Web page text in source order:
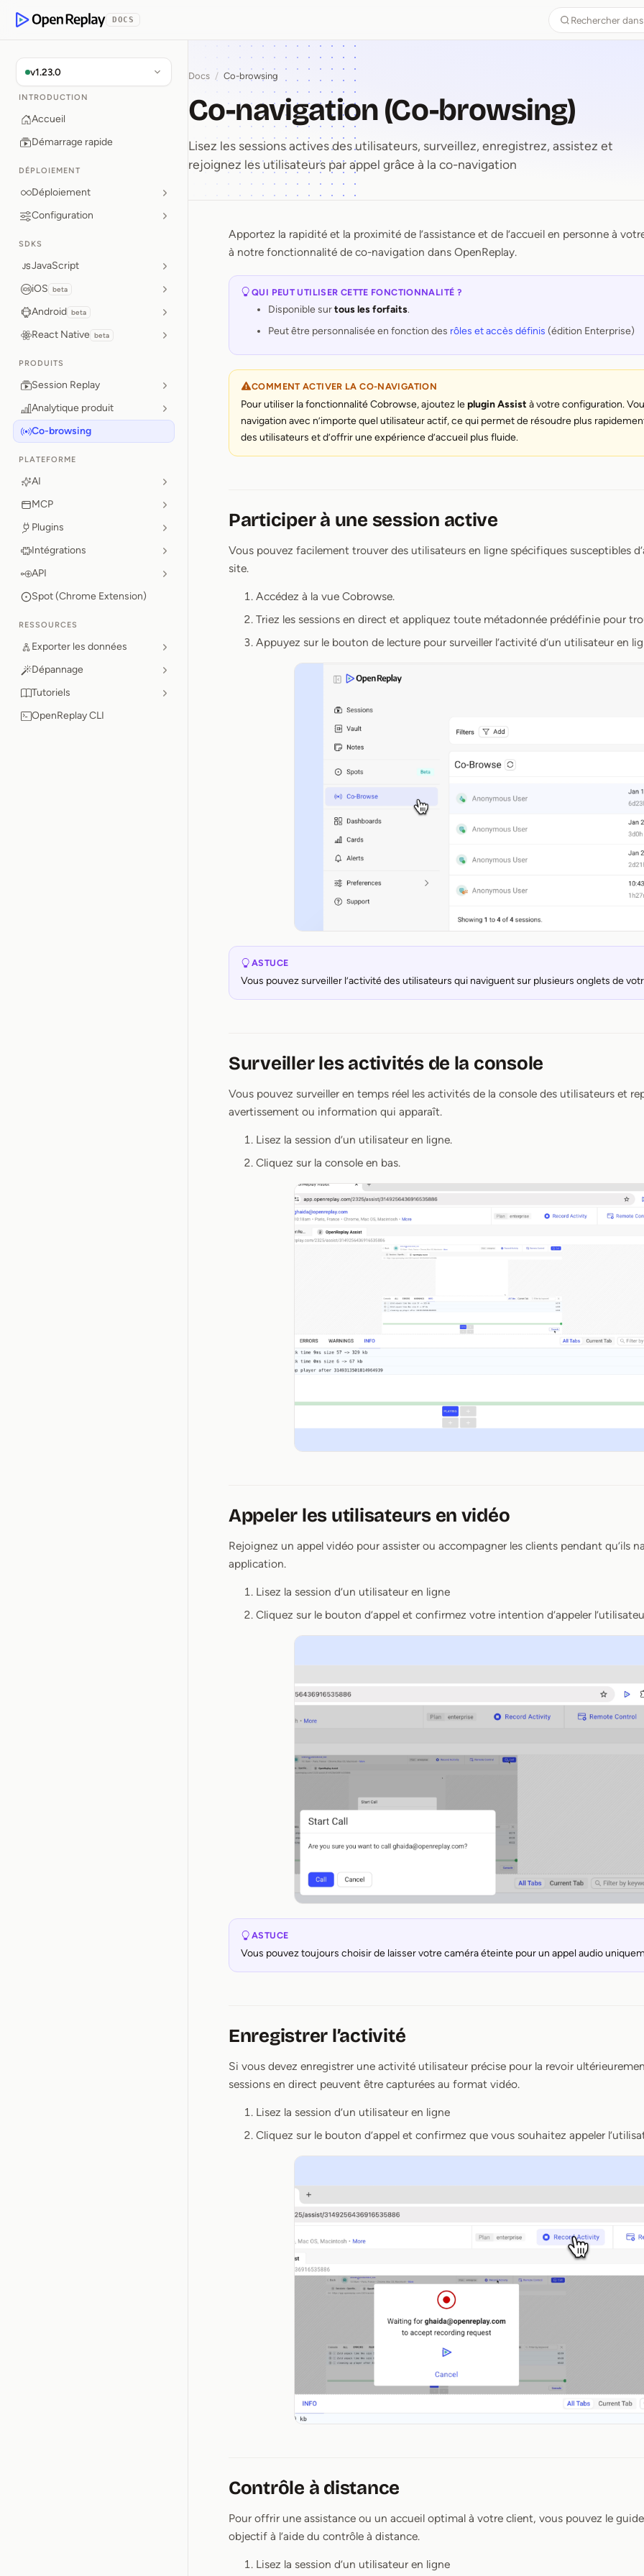
OpenReplay
DOCS Rechercher
v1.23.0
INTRODUCTION
Accueil
Démarrage rapide
DÉPLOIEMENT
Déploiement
Configuration
SDKS
JavaScript
iOS beta
Android beta
React Native beta
PRODUITS
Session Replay
Analytique produit
Co-browsing
PLATEFORME
AI
MCP
Plugins
Intégrations
API
Spot (Chrome Extension)
RESSOURCES
Exporter les données
Dépannage
Tutoriels
OpenReplay CLI
Docs / Co-browsing
Co-navigation (Co-browsing)
Lisez les sessions actives des utilisateurs, surveillez, enregistrez, assistez et
rejoignez les utilisateurs par appel grâce à la co-navigation
Co⁠-⁠navigation (Co⁠-⁠browsing)
Apportez la rapidité et la proximité de l’assistance et de l’accueil en personne à
à notre fonctionnalité de co-navigation dans OpenReplay.
QUI PEUT UTILISER CETTE FONCTIONNALITÉ ?
Disponible surtous les forfaits.
Peut être personnalisée en fonction des rôles et accès définis (édition Enterprise)
COMMENT ACTIVER LA CO-NAVIGATION
Pour utiliser la fonctionnalité Cobrowse, ajoutez leplugin Assist à votre configuration.
navigation avec n’importe quel utilisateur actif, ce qui permet de résoudre plus
des utilisateurs et d’offrir une expérience d’accueil plus fluide.
Participer à une session active
Vous pouvez facilement trouver des utilisateurs en ligne spécifiques susceptibles
site.
Accédez à la vue Cobrowse.
Triez les sessions en direct et appliquez toute métadonnée prédéfinie pour
Appuyez sur le bouton de lecture pour surveiller l’activité d’un utilisateur en
ASTUCE
Vous pouvez surveiller l’activité des utilisateurs qui naviguent sur plusieurs onglets de
Surveiller les activités de la console
Vous pouvez surveiller en temps réel les activités de la console des utilisateurs et
avertissement ou information qui apparaît.
Lisez la session d’un utilisateur en ligne.
Cliquez sur la console en bas.
Appeler les utilisateurs en vidéo
Rejoignez un appel vidéo pour assister ou accompagner les clients pendant qu’ils
application.
Lisez la session d’un utilisateur en ligne
Cliquez sur le bouton d’appel et confirmez votre intention d’appeler
ASTUCE
Vous pouvez toujours choisir de laisser votre caméra éteinte pour un appel audio
Enregistrer l’activité
Si vous devez enregistrer une activité utilisateur précise pour la revoir
sessions en direct peuvent être capturées au format vidéo.
Lisez la session d’un utilisateur en ligne
Cliquez sur le bouton d’appel et confirmez que vous souhaitez appeler
Contrôle à distance
Pour offrir une assistance ou un accueil optimal à votre client, vous pouvez le
objectif à l’aide du contrôle à distance.
Lisez la session d’un utilisateur en ligne